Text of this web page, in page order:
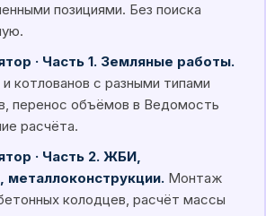
позициями. Без поиска
· Часть 1. Земляные работы.
котлованов с разными типами
перенос объёмов в Ведомость
расчёта.
· Часть 2. ЖБИ,
металлоконструкции. Монтаж
колодцев, расчёт массы